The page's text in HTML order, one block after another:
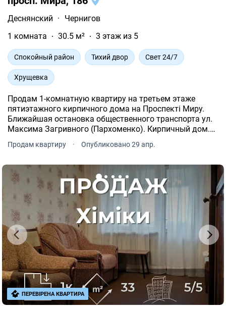
Деснянский ·
Чернигов
1 комната
30.5 м² 3 этаж из 5
Спокойный район Тихий двор Свет 24/7
Хрущевка
Продам 1-комнатную квартиру на третьем этаже
пятиэтажного кирпичного дома на Проспекті Миру.
Ближайшая остановка общественного транспорта ул.
Максима Загривного (Пархоменко). Кирпичный дом.
Окна выходят на юг. Особенности планировки: пл.
Продам квартиру · Опубликовано 29 апр.
ПЕРЕВІРЕНА КВАРТИРА